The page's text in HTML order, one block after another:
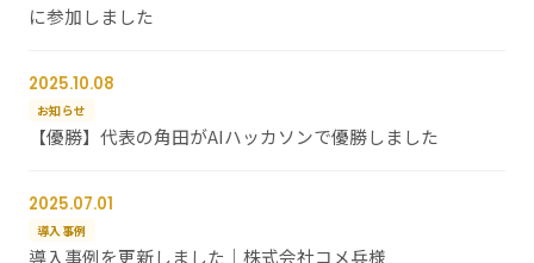
に参加しました
2025.10.08
お知らせ
【優勝】代表の角田がAIハッカソンで優勝しました
2025.07.01
導入事例
導入事例を更新しました｜株式会社コメ兵様